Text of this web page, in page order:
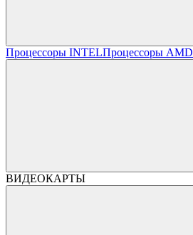
Процессоры INTELПроцессоры AMD
ВИДЕОКАРТЫ